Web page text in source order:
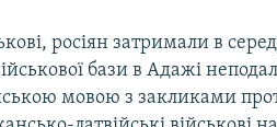
росіян затримали в
бази в Адажі
мовою з закликами